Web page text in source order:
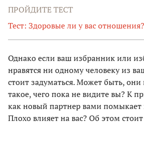
ПРОЙДИТЕ ТЕСТ
Тест: Здоровые ли у вас отношения?
Однако если ваш избранник или
нравятся ни одному человеку из
стоит задуматься. Может быть, они
такое, чего пока не видите вы? К
как новый партнер вами помыкает
Плохо влияет на вас? Об этом